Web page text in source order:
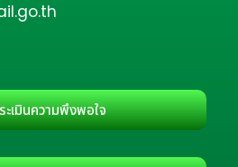
เมินความพึงพอใจ